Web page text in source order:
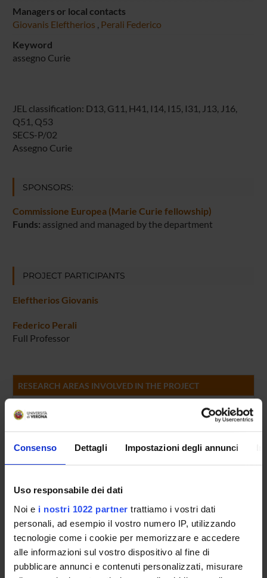
Consenso Dettagli Impostazioni degli annunci
Uso responsabile dei dati
Noi e i nostri 1022 partner trattiamo i vostri dati
personali, ad esempio il vostro numero IP, utilizzando
tecnologie come i cookie per memorizzare e accedere
alle informazioni sul vostro dispositivo al fine di
pubblicare annunci e contenuti personalizzati, misurare
Managers or local contacts
Giovanis Eleftherios , Perali Federico
Keyword
assegno Curie
JEL classification: D13, G11, H41, I14, I15, I31, J13, J16,
Q51, Q53
SECS-P/02
Assegno Curie
SPONSORS:
Commissione Europea (Marie Curie fellowship)
Funds: assigned and managed by the department
PROJECT PARTICIPANTS
Eleftherios Giovanis
Federico Perali
Full Professor
RESEARCH AREAS INVOLVED IN THE PROJECT
Macroeconomia, Economia internazionale e Sviluppo
Demographic Economics
Environmental Economics
Finanza quantitativa
Economia sanitaria
Health
Economia del benessere e delle scelte collettive
Household Behavior and Family Economics